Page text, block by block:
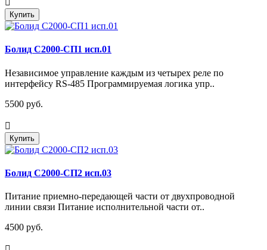
Купить
Болид С2000-СП1 исп.01
Независимое управление каждым из четырех реле по
интерфейсу RS-485 Программируемая логика упр..
5500 руб.
Купить
Болид С2000-СП2 исп.03
Питание приемно-передающей части от двухпроводной
линии связи Питание исполнительной части от..
4500 руб.